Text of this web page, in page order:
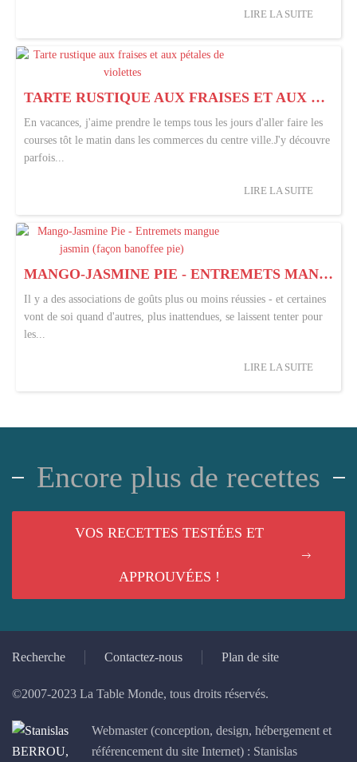
LIRE LA SUITE
TARTE RUSTIQUE AUX FRAISES ET AUX PÉTALES DE VIOLETTES
En vacances, j'aime prendre le temps tous les jours d'aller faire les
courses tôt le matin dans les commerces du centre ville.J'y découvre
parfois...
LIRE LA SUITE
MANGO-JASMINE PIE - ENTREMETS MANGUE JASMIN (FAÇON BANOFFEE PIE)
Il y a des associations de goûts plus ou moins réussies - et certaines
vont de soi quand d'autres, plus inattendues, se laissent tenter pour
les...
LIRE LA SUITE
Encore plus de recettes
VOS RECETTES TESTÉES ET
APPROUVÉES !
Recherche Contactez-nous Plan de site
©2007-2023 La Table Monde, tous droits réservés.
Webmaster (conception, design, hébergement et
référencement du site Internet) : Stanislas